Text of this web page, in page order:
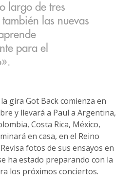
largo de tres
las nuevas
para el
gira Got Back comienza en
y llevará a Paul a Argentina,
Costa Rica, México,
en casa, en el Reino
fotos de sus ensayos en
ha estado preparando con la
los próximos conciertos.